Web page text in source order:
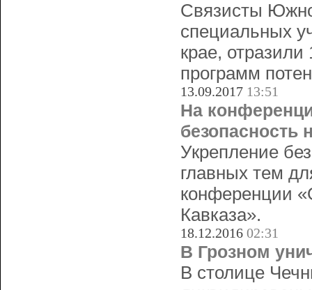
Связисты
специальных
крае, отразили
программ
13.09.2017 13:51
На
безопасность
Укрепление
главных тем
конференции
Кавказа».
18.12.2016 02:31
В Грозном
В столице